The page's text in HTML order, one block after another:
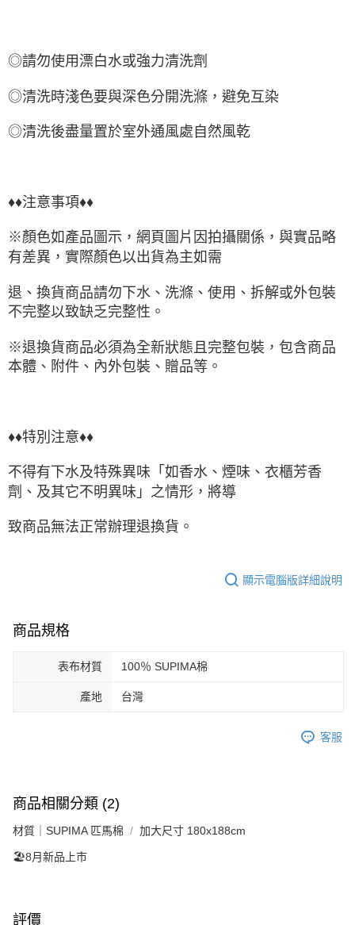
◎請勿使用漂白水或強力清洗劑
◎清洗時淺色要與深色分開洗滌，避免互染
◎清洗後盡量置於室外通風處自然風乾
♦♦注意事項♦♦
※顏色如產品圖示，網頁圖片因拍攝關係，與實品略
有差異，實際顏色以出貨為主如需
退、換貨商品請勿下水、洗滌、使用、拆解或外包裝
不完整以致缺乏完整性。
※退換貨商品必須為全新狀態且完整包裝，包含商品
本體、附件、內外包裝、贈品等。
♦♦特別注意♦♦
不得有下水及特殊異味「如香水、煙味、衣櫃芳香
劑、及其它不明異味」之情形，將導
致商品無法正常辦理退換貨。
顯示電腦版詳細說明
商品規格
表布材質 100％ SUPIMA棉
產地 台灣
客服
商品相關分類 (2)
材質｜SUPIMA 匹馬棉 加大尺寸 180x188cm
🏖️8月新品上市
評價